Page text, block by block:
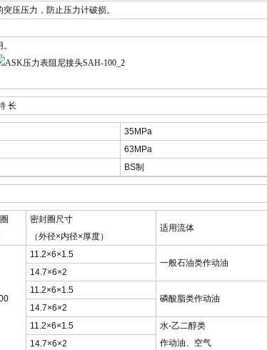
压压力，防止压力计破损。
长
35MPa
63MPa
BS制
密封圈尺寸
（外径×内径×厚度）
适用流体
11.2×6×1.5
一般石油类作动油
14.7×6×2
11.2×6×1.5
磷酸脂类作动油
14.7×6×2
11.2×6×1.5
水-乙二醇类
作动油、空气
14.7×6×2